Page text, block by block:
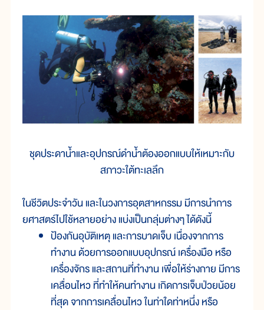
ชุดประดาน้ำและอุปกรณ์ดำน้ำต้องออกแบบให้เหมาะกับ
สภาวะใต้ทะเลลึก
ในชีวิตประจำวัน และในวงการอุตสาหกรรม มีการนำการ
ยศาสตร์ไปใช้หลายอย่าง แบ่งเป็นกลุ่มต่างๆ ได้ดังนี้
ป้องกันอุบัติเหตุ และการบาดเจ็บ เนื่องจากการ
ทำงาน ด้วยการออกแบบอุปกรณ์ เครื่องมือ หรือ
เครื่องจักร และสถานที่ทำงาน เพื่อให้ร่างกาย มีการ
เคลื่อนไหว ที่ทำให้คนทำงาน เกิดการเจ็บป่วยน้อย
ที่สุด จากการเคลื่อนไหว ในท่าใดท่าหนึ่ง หรือ